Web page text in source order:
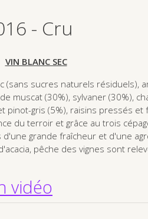
- Cru
VIN BLANC SEC
(sans sucres naturels résiduels),
muscat (30%), sylvaner (30%),
pinot-gris (5%), raisins pressés et
du terroir et grâce au trois
d'une grande fraîcheur et d'une
pêche des vignes sont
vidéo